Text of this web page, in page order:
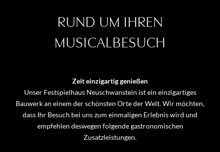
RUND UM IHREN
MUSICALBESUCH
Zeit einzigartig genießen
Unser Festspielhaus Neuschwanstein ist ein einzigartiges
Bauwerk an einem der schönsten Orte der Welt. Wir möchten,
dass Ihr Besuch bei uns zum einmaligen Erlebnis wird und
empfehlen deswegen folgende gastronomischen
Zusatzleistungen.